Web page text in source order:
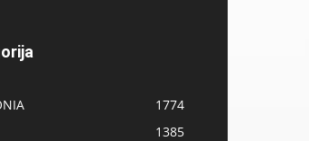
1774
1385